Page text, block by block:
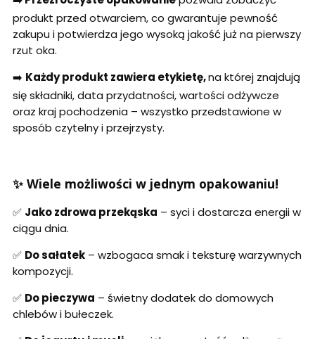
produkt przed otwarciem, co gwarantuje pewność
zakupu i potwierdza jego wysoką jakość już na pierwszy
rzut oka.
➡️ Każdy produkt zawiera etykietę,na której znajdują
się składniki, data przydatności, wartości odżywcze
oraz kraj pochodzenia – wszystko przedstawione w
sposób czytelny i przejrzysty.
✨ Wiele możliwości w jednym opakowaniu!
✅ Jako zdrowa przekąska – syci i dostarcza energii w
ciągu dnia.
✅ Do sałatek – wzbogaca smak i teksturę warzywnych
kompozycji.
✅ Do pieczywa – świetny dodatek do domowych
chlebów i bułeczek.